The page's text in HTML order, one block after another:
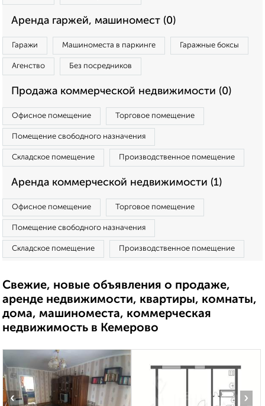
Аренда гаржей, машиномест (0)
Гаражи Машиноместа в паркинге Гаражные боксы
Агенство Без посредников
Продажа коммерческой недвижимости (0)
Офисное помещение Торговое помещение
Помещение свободного назначения
Складское помещение Производственное помещение
Аренда коммерческой недвижимости (1)
Офисное помещение Торговое помещение
Помещение свободного назначения
Складское помещение Производственное помещение
Свежие, новые объявления о продаже,
аренде недвижимости, квартиры, комнаты,
дома, машиноместа, коммерческая
недвижимость в Кемерово
‹ ›